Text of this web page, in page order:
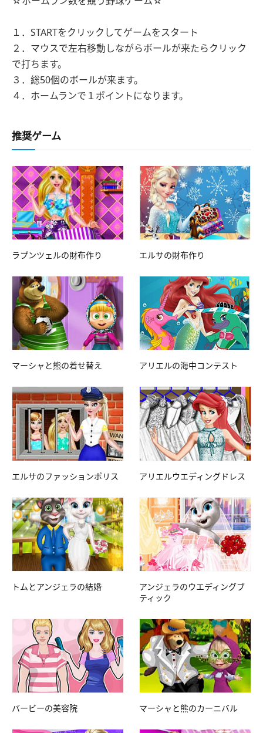
１．STARTをクリックしてゲームをスタート
２．マウスで左右移動しながらボールが来たらクリック
で打ちます。
３．総50個のボールが来ます。
４．ホームランで１ポイントになります。
推奨ゲーム
ラプンツェルの財布作り エルサの財布作り
マーシャと熊の着せ替え アリエルの海中コンテスト
エルサのファッションポリス アリエルウエディングドレス
トムとアンジェラの結婚
アンジェラのウエディングブ
ティック
バービーの美容院 マーシャと熊のカーニバル